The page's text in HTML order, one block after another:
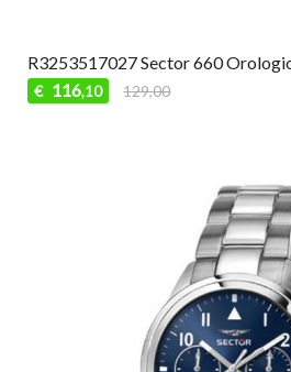
R3253517027 Sector 660
€ 116,10 129,00